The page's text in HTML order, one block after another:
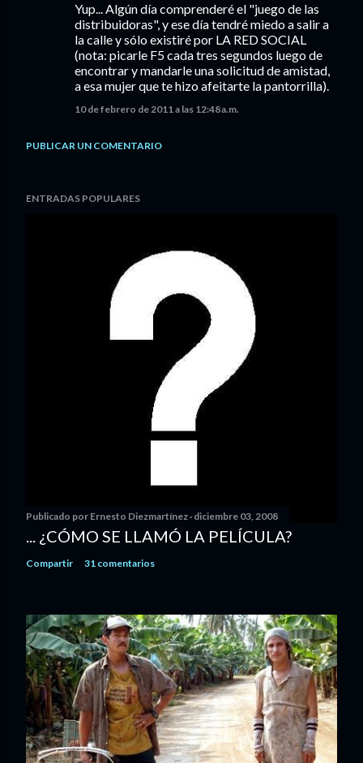
Yup... Algún día comprenderé el "juego de las
distribuidoras", y ese día tendré miedo a salir a
la calle y sólo existiré por LA RED SOCIAL
(nota: picarle F5 cada tres segundos luego de
encontrar y mandarle una solicitud de amistad,
a esa mujer que te hizo afeitarte la pantorrilla).
10 de febrero de 2011 a las 12:48 a.m.
PUBLICAR UN COMENTARIO
ENTRADAS POPULARES
Publicado por Ernesto Diezmartínez diciembre 03, 2008
... ¿CÓMO SE LLAMÓ LA PELÍCULA?
Compartir 31 comentarios